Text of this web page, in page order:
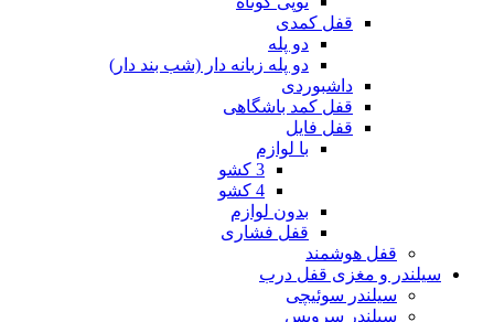
قفل کمدی
دو پله
دو پله زبانه دار (شب بند دار)
داشبوردی
قفل کمد باشگاهی
قفل فایل
با لوازم
3 کشو
4 کشو
بدون لوازم
قفل فشاری
قفل هوشمند
سیلندر و مغزی قفل درب
سیلندر سوئیچی
سیلندر سرویس